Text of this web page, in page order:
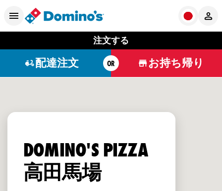
注文する
配達注文 OR お持ち帰り
DOMINO'S PIZZA
高田馬場